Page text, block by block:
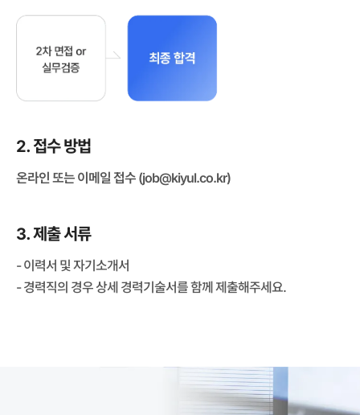
2. 접수 방법
온라인 또는 이메일 접수 (job@kiyul.co.kr)
3. 제출 서류
- 이력서 및 자기소개서
- 경력직의 경우 상세 경력기술서를 함께 제출해주세요.